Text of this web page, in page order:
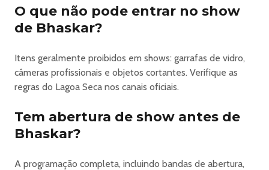
O que não pode entrar no show
de Bhaskar?
Itens geralmente proibidos em shows: garrafas de vidro,
câmeras profissionais e objetos cortantes. Verifique as
regras do Lagoa Seca nos canais oficiais.
Tem abertura de show antes de
Bhaskar?
A programação completa, incluindo bandas de abertura,